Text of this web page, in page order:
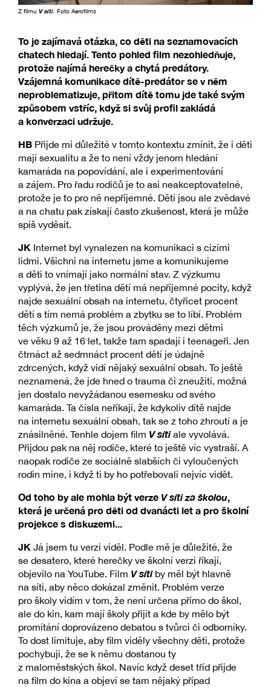
Z filmu V síti . Foto Aerofilms
To je zajímavá otázka, co děti na seznamovacích
chatech hledají. Tento pohled film nezohledňuje,
protože najímá herečky a chytá predátory.
Vzájemná komunikace dítě-predátor se v něm
neproblematizuje, přitom dítě tomu jde také svým
způsobem vstříc, když si svůj profil zakládá
a konverzaci udržuje.
HB Přijde mi důležité v tomto kontextu zmínit, že i děti
mají sexualitu a že to není vždy jenom hledání
kamaráda na popovídání, ale i experimentování
a zájem. Pro řadu rodičů je to asi neakceptovatelné,
protože je to pro ně nepříjemné. Děti jsou ale zvědavé
a na chatu pak získají často zkušenost, která je může
spíš vyděsit.
JK Internet byl vynalezen na komunikaci s cizími
lidmi. Všichni na internetu jsme a komunikujeme
a děti to vnímají jako normální stav. Z výzkumu
vyplývá, že jen třetina dětí má nepříjemné pocity, když
najde sexuální obsah na internetu, čtyřicet procent
dětí s tím nemá problém a zbytku se to líbí. Problém
těch výzkumů je, že jsou prováděny mezi dětmi
ve věku 9 až 16 let, takže tam spadají i teenageři. Jen
čtrnáct až sedmnáct procent dětí je údajně
zdrcených, když vidí nějaký sexuální obsah. To ještě
neznamená, že jde hned o trauma či zneužití, možná
jen dostalo nevyžádanou esemesku od svého
kamaráda. Ta čísla neříkají, že kdykoliv dítě najde
na internetu sexuální obsah, tak se z toho zhroutí a je
znásilněné. Tenhle dojem film V sítiale vyvolává.
Přijdou pak na něj rodiče, které to ještě víc vystraší. A
naopak rodiče ze sociálně slabších či vyloučených
rodin mine, i když ti by ho potřebovali nejvíc vidět.
Od toho by ale mohla být verze V síti za školou,
která je určená pro děti od dvanácti let a pro školní
projekce s diskuzemi...
JK Já jsem tu verzi viděl. Podle mě je důležité, že
se desatero, které herečky ve školní verzi říkají,
objevilo na YouTube. Film V síti by měl být hlavně
na síti, aby něco dokázal změnit. Problém verze
pro školy vidím v tom, že není určena přímo do škol,
ale do kin, kam mají školy přijít a kde by mělo být
promítání doprovázeno debatou s tvůrci či odborníky.
To dost limituje, aby film viděly všechny děti, protože
pochybuji, že se k němu dostanou ty
z maloměstských škol. Navíc když deset tříd přijde
na film do kina a objeví se tam nějaký případ